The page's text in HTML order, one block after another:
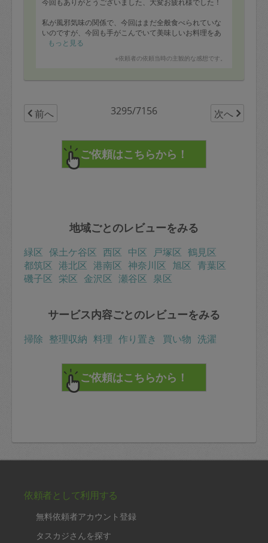
私が風邪気味の関係で、今回はまだ全般食べられていな
いのですが、今回も手がこんでいて美味しいお料理をあ
りがとうございました！
鶏肉の皮は申し訳ないですが捨ててくださいませ。
次回は大根おろし系のお料理と、おかゆと、あと、胃に
ものが食べたいです！ コロッケなど。あと洋風のあと
になるので中華系も食べたい頃かもです。宜しくお願い
致します！
もっと見る
※依頼者の依頼当時の主観的な感想です。
前へ 3295/7156 次へ
地域ごとのレビューをみる
緑区 保土ケ谷区 西区 中区 戸塚区 鶴見区
都筑区 港北区 港南区 神奈川区 旭区 青葉区
磯子区 栄区 金沢区 瀬谷区 泉区
サービス内容ごとのレビューをみる
掃除 整理収納 料理 作り置き 買い物 洗濯
依頼者として利用する
無料依頼者アカウント登録
タスカジさんを探す